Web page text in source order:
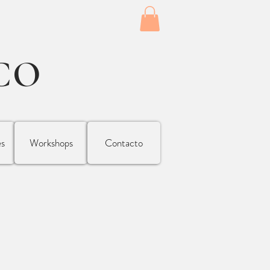
Workshops Contacto